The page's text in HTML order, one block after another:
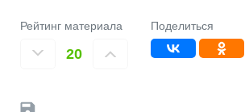
Рейтинг материала
20
Поделиться